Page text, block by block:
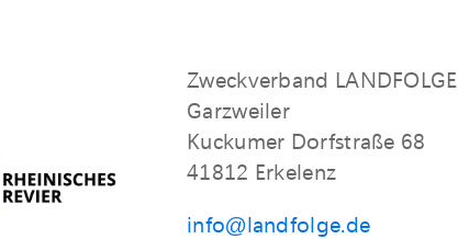
Zweckverband LANDFOLGE
Garzweiler
Kuckumer Dorfstraße 68
41812 Erkelenz
info@landfolge.de